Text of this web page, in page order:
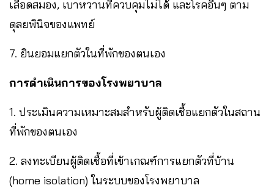
เลือดสมอง, เบาหวานที่ควบคุมไม่ได้ และโรคอื่นๆ ตาม
ดุลยพินิจของแพทย์
7. ยินยอมแยกตัวในที่พักของตนเอง
การดำเนินการของโรงพยาบาล
1. ประเมินความเหมาะสมสำหรับผู้ติดเชื้อแยกตัวในสถาน
ที่พักของตนเอง
2. ลงทะเบียนผู้ติดเชื้อที่เข้าเกณฑ์การแยกตัวที่บ้าน
(home isolation) ในระบบของโรงพยาบาล